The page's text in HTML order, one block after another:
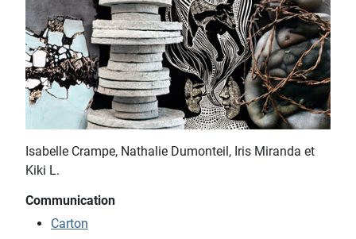
Isabelle Crampe, Nathalie Dumonteil, Iris Miranda et
Kiki L.
Communication
Carton